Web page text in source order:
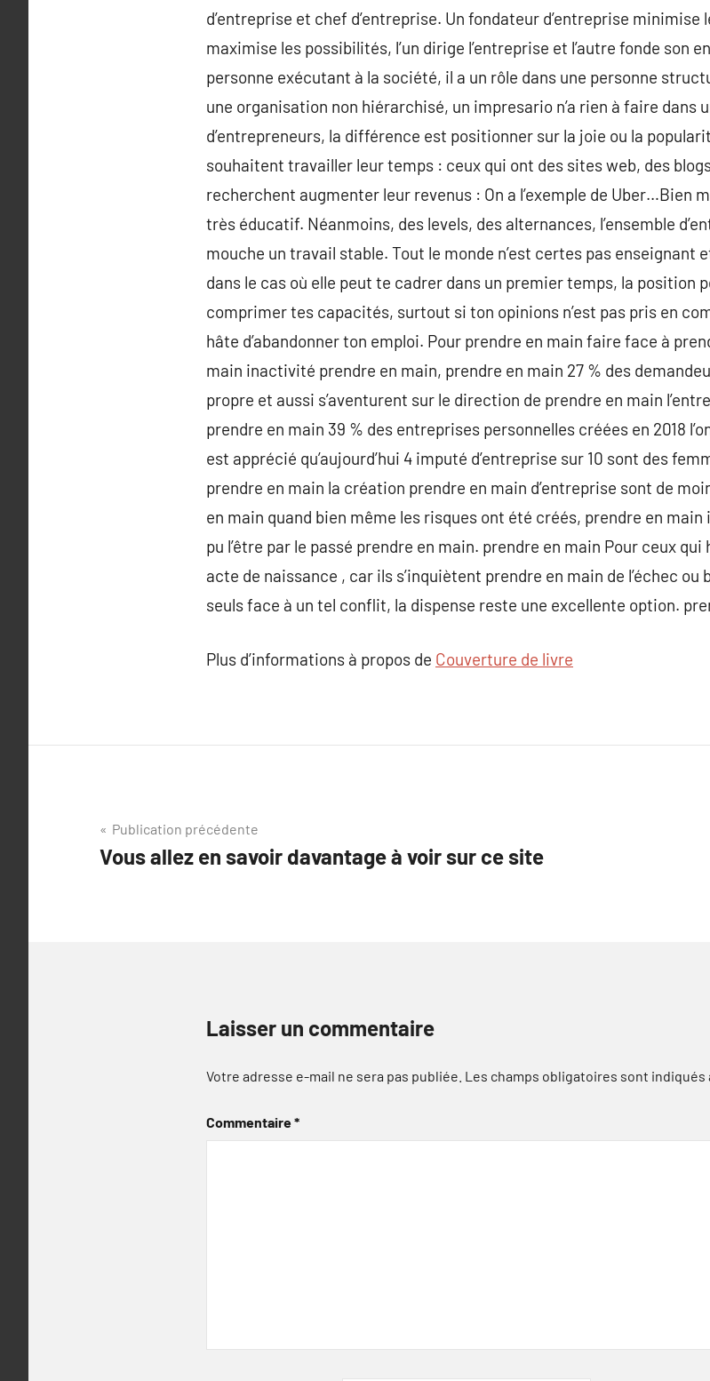
d’entreprise et chef d’entreprise. Un fondateur d’entreprise minimise
maximise les possibilités, l’un dirige l’entreprise et l’autre fonde son
personne exécutant à la société, il a un rôle dans une personne
une organisation non hiérarchisé, un impresario n’a rien à faire dans
d’entrepreneurs, la différence est positionner sur la joie ou la
souhaitent travailler leur temps : ceux qui ont des sites web, des
recherchent augmenter leur revenus : On a l’exemple de Uber…Bien
très éducatif. Néanmoins, des levels, des alternances, l’ensemble
mouche un travail stable. Tout le monde n’est certes pas enseignant
dans le cas où elle peut te cadrer dans un premier temps, la position
comprimer tes capacités, surtout si ton opinions n’est pas pris en
hâte d’abandonner ton emploi. Pour prendre en main faire face à
main inactivité prendre en main, prendre en main 27 % des
propre et aussi s’aventurent sur le direction de prendre en main
prendre en main 39 % des entreprises personnelles créées en 2018
est apprécié qu’aujourd’hui 4 imputé d’entreprise sur 10 sont des
prendre en main la création prendre en main d’entreprise sont de
en main quand bien même les risques ont été créés, prendre en main
pu l’être par le passé prendre en main. prendre en main Pour ceux
acte de naissance , car ils s’inquiètent prendre en main de l’échec
seuls face à un tel conflit, la dispense reste une excellente option.
Plus d’informations à propos de Couverture de livre
Navigation
de
Publication précédente
Vous allez en savoir davantage à voir sur ce site
Laisser un commentaire
Votre adresse e-mail ne sera pas publiée. Les champs obligatoires sont indiqués
Commentaire*